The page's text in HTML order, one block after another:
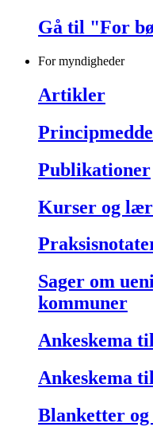
Gå til "For
For myndigheder
Artikler
Publikationer
Kurser og
Sager om
kommuner
Ankeskema
Ankeskema
Blanketter